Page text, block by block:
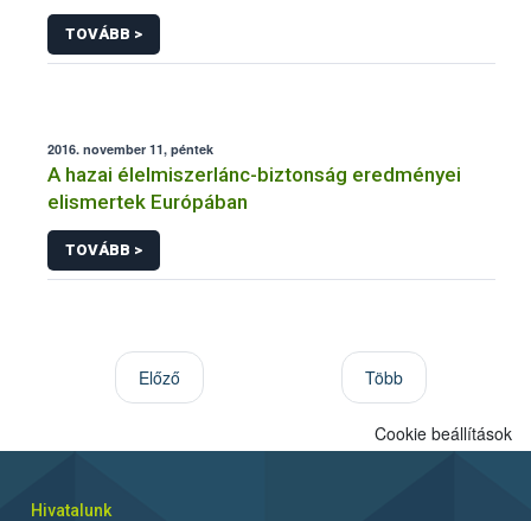
az Európai Élelmiszerbiztonsági Hatóság
megalapításának 10. évfordulója alkalmából
TOVÁBB >
2016. november 11, péntek
A hazai élelmiszerlánc-biztonság eredményei
elismertek Európában
TOVÁBB >
Előző Több
Cookie beállítások
Hivatalunk